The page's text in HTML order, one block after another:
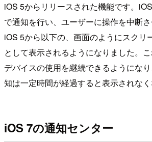
iOS 5からリリースされた機能です。
で通知を行い、ユーザーに操作を中断さ
iOS 5から以下の、画面のようにスクリ
として表示されるようになりました。
デバイスの使用を継続できるようにな
知は一定時間が経過すると表示されなく
iOS 7の通知センター